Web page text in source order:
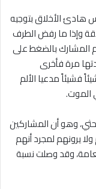
هادئ الأخلاق بتوجيه
وإذا ما رفض الطرف
المشارك بالضغط على
مرة فأخرى
فشيئاً مدعيا الألم
الموت.
وهو أن المشاركين
يرونهم لمجرد أنهم
وقد وصلت نسبة